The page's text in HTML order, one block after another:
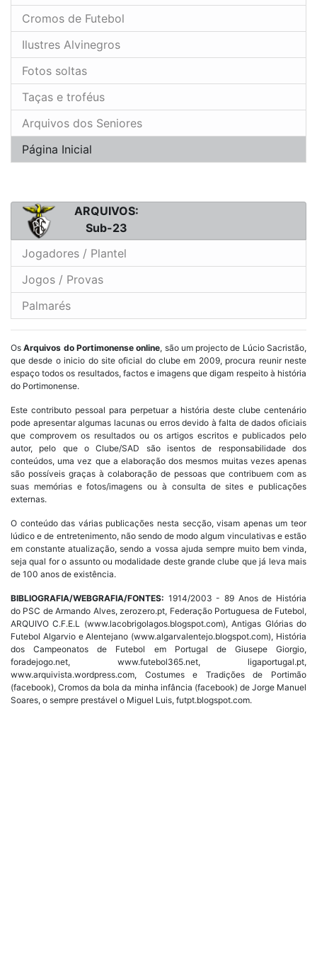
Cromos de Futebol
Ilustres Alvinegros
Fotos soltas
Taças e troféus
Arquivos dos Seniores
Página Inicial
ARQUIVOS:
Sub-23
Jogadores / Plantel
Jogos / Provas
Palmarés
OsArquivos do Portimonense online, são um projecto de Lúcio Sacristão,
que desde o inicio do site oficial do clube em 2009, procura reunir neste
espaço todos os resultados, factos e imagens que digam respeito à história
do Portimonense.
Este contributo pessoal para perpetuar a história deste clube centenário
pode apresentar algumas lacunas ou erros devido à falta de dados oficiais
que comprovem os resultados ou os artigos escritos e publicados pelo
autor, pelo que o Clube/SAD são isentos de responsabilidade dos
conteúdos, uma vez que a elaboração dos mesmos muitas vezes apenas
são possíveis graças à colaboração de pessoas que contribuem com as
suas memórias e fotos/imagens ou à consulta de sites e publicações
externas.
O conteúdo das várias publicações nesta secção, visam apenas um teor
lúdico e de entretenimento, não sendo de modo algum vinculativas e estão
em constante atualização, sendo a vossa ajuda sempre muito bem vinda,
seja qual for o assunto ou modalidade deste grande clube que já leva mais
de 100 anos de existência.
BIBLIOGRAFIA/WEBGRAFIA/FONTES: 1914/2003 - 89 Anos de História
do PSC de Armando Alves, zerozero.pt, Federação Portuguesa de Futebol,
ARQUIVO C.F.E.L (www.lacobrigolagos.blogspot.com), Antigas Glórias do
Futebol Algarvio e Alentejano (www.algarvalentejo.blogspot.com), História
dos Campeonatos de Futebol em Portugal de Giusepe Giorgio,
foradejogo.net, www.futebol365.net, ligaportugal.pt,
www.arquivista.wordpress.com, Costumes e Tradições de Portimão
(facebook), Cromos da bola da minha infância (facebook) de Jorge Manuel
Soares, o sempre prestável o Miguel Luis, futpt.blogspot.com.